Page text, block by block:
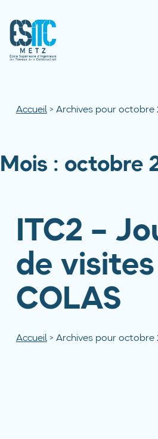
Accueil> Archives pour octobre
Mois : octobre
ITC2 –
de visites
COLAS
Accueil> Archives pour octobre